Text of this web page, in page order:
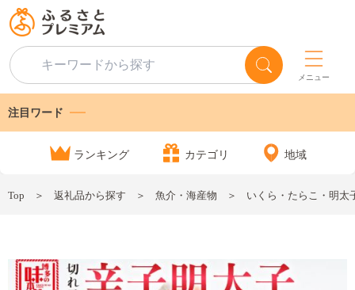
メニュー
注目ワード
ランキング カテゴリ 地域
Top 返礼品から探す 魚介・海産物 いくら・たらこ・明太